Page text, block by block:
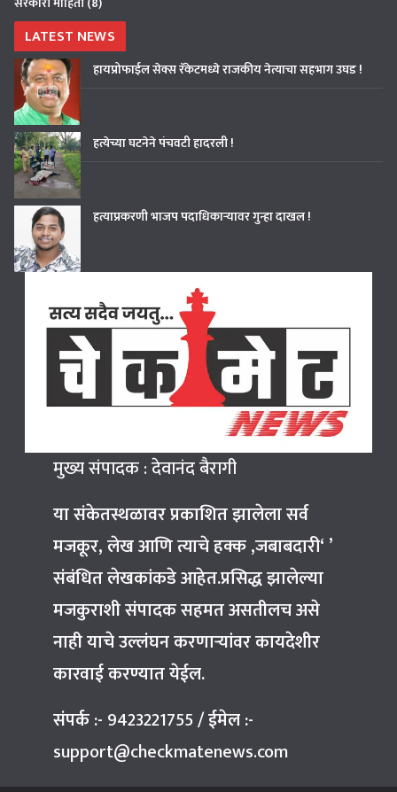
LATEST NEWS
हायप्रोफाईल सेक्स रॅकेटमध्ये राजकीय नेत्याचा सहभाग उघड !
हत्येच्या घटनेने पंचवटी हादरली !
हत्याप्रकरणी भाजप पदाधिकाऱ्यावर गुन्हा दाखल !
मुख्य संपादक : देवानंद बैरागी
या संकेतस्थळावर प्रकाशित झालेला सर्व
मजकूर, लेख आणि त्याचे हक्क ,जबाबदारी‘ ’
संबंधित लेखकांकडे आहेत.प्रसिद्ध झालेल्या
मजकुराशी संपादक सहमत असतीलच असे
नाही याचे उल्लंघन करणाऱ्यांवर कायदेशीर
कारवाई करण्यात येईल.
संपर्क :- 9423221755/ईमेल :-
support@checkmatenews.com